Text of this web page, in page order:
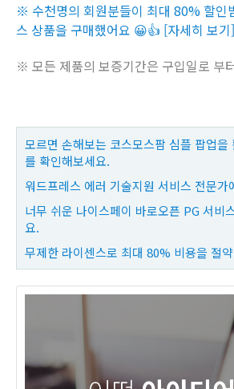
※ 수천명의 회원분들이 최대 80% 할인
스 상품을 구매했어요 😀👍 [자세히 보기]
※ 모든 제품의 보증기간은 구입일로 부
모르면 손해보는 코스모스팜 심플 팝업을
를 확인해보세요.
워드프레스 에러 기술지원 서비스 전문가
너무 쉬운 나이스페이 바로오픈 PG 서비
요.
무제한 라이센스로 최대 80% 비용을 절